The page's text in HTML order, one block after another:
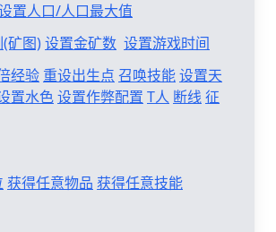
置人口/人口最大值
矿图)设置金矿数 设置游戏时间
经验 重设出生点 召唤技能设置天
置水色设置作弊配置 T人 断线征
获得任意物品 获得任意技能